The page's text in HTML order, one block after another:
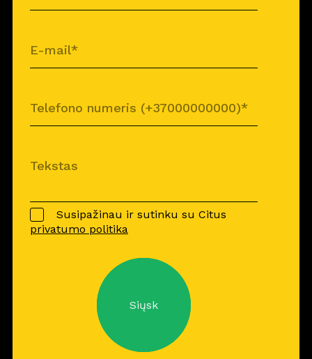
Susipažinau ir sutinku su Citus
privatumo politika
Siųsk